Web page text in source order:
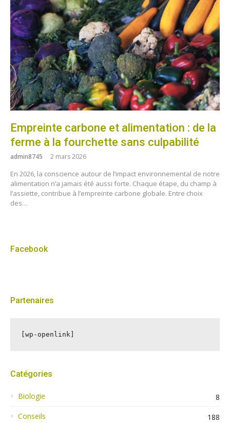
Empreinte carbone et alimentation : de la
ferme à la fourchette sans culpabilité
admin8745 2 mars 2026
En 2026, la conscience autour de l’impact environnemental de notre
alimentation n’a jamais été aussi forte. Chaque étape, du champ à
l’assiette, contribue à l’empreinte carbone globale. Entre choix
des…
Facebook
Partenaires
[wp-openlink]
Catégories
Biologie
8
Conseils
188